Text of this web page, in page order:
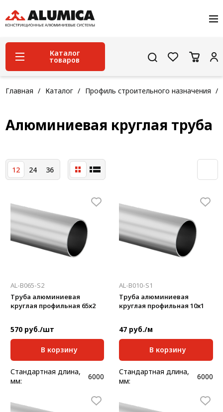
О компании
Услуги
Сервис и поддержка
Проекты
Контакты
Каталог
товаров
Система конструкционного алюминиевого
профиля
Конвейерная фурнитура
Система линейного перемещения NEW!
Система V-паза NEW!
Алюминиевые промышленные ограждения
Крейты и кассеты Subrack systems
Профиль строительного назначения
Радиаторный алюминиевый профиль NEW!
Лист алюминиевый
Услуги дополнительной обработки профиля
Главная Каталог Профиль строительного назначения
Алюминиевая круглая труба
12 24 36
AL-B065-S2
Труба алюминиевая
круглая профильная 65х2
570 руб./шт
В корзину
Стандартная длина,
мм:
6000
AL-B010-S1
Труба алюминиевая
круглая профильная 10х1
47 руб./м
В корзину
Стандартная длина,
мм:
6000
Толщина, мм:
1